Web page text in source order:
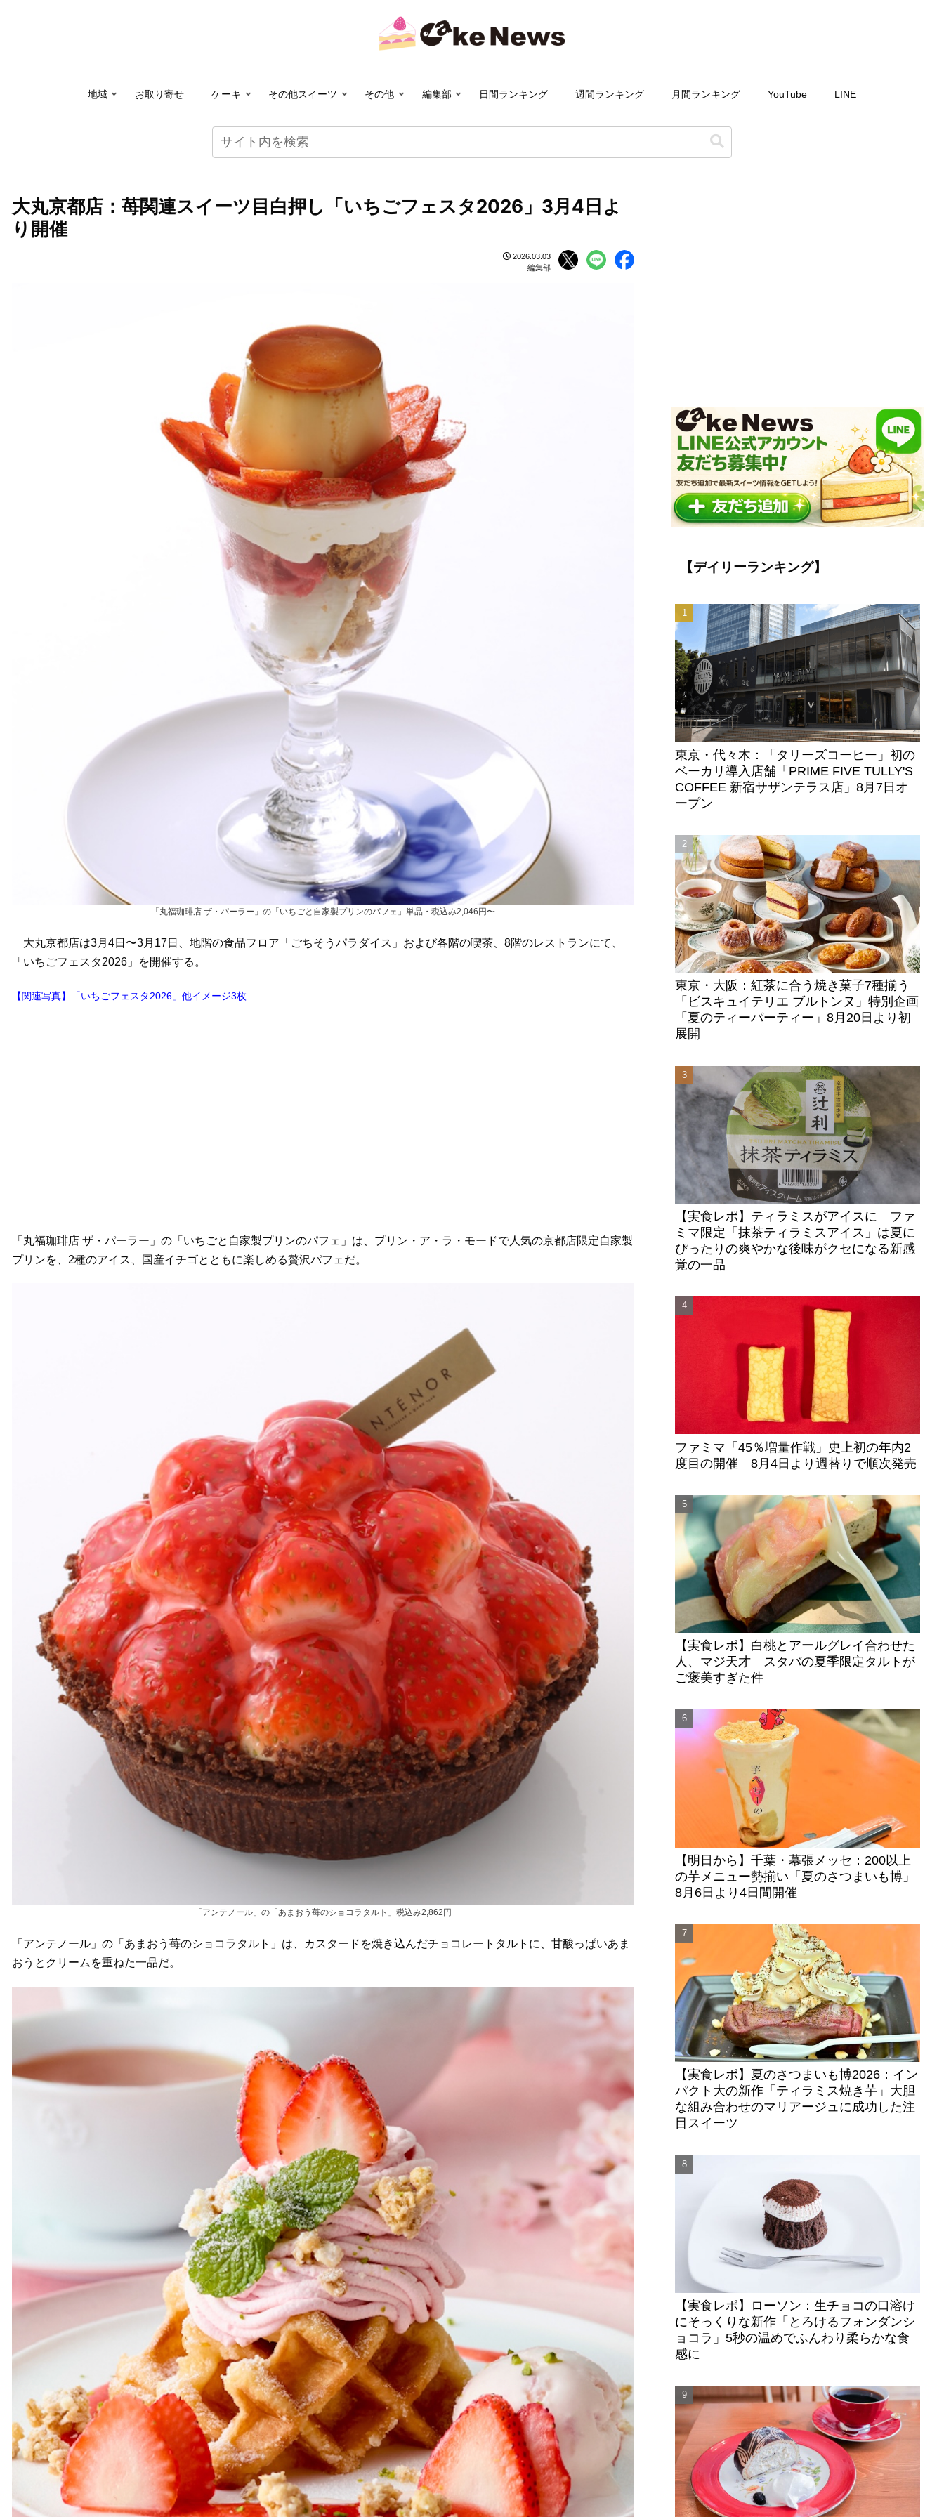
地域 お取り寄せ ケーキ その他スイーツ その他 編集部 日間ランキング 週間ランキング 月間ランキング YouTube LINE
大丸京都店：苺関連スイーツ目白押し「いちごフェスタ2026」3月4日よ
り開催
2026.03.03
編集部
「丸福珈琲店 ザ・パーラー」の「いちごと自家製プリンのパフェ」単品・税込み2,046円〜
大丸京都店は3月4日〜3月17日、地階の食品フロア「ごちそうパラダイス」および各階の喫茶、8階のレストランにて、
「いちごフェスタ2026」を開催する。
【関連写真】「いちごフェスタ2026」他イメージ3枚
「丸福珈琲店 ザ・パーラー」の「いちごと自家製プリンのパフェ」は、プリン・ア・ラ・モードで人気の京都店限定自家製
プリンを、2種のアイス、国産イチゴとともに楽しめる贅沢パフェだ。
「アンテノール」の「あまおう苺のショコラタルト」税込み2,862円
「アンテノール」の「あまおう苺のショコラタルト」は、カスタードを焼き込んだチョコレートタルトに、甘酸っぱいあま
おうとクリームを重ねた一品だ。
【デイリーランキング】
東京・代々木：「タリーズコーヒー」初の
ベーカリ導入店舗「PRIME FIVE TULLY'S
COFFEE 新宿サザンテラス店」8月7日オ
ープン
東京・大阪：紅茶に合う焼き菓子7種揃う
「ビスキュイテリエ ブルトンヌ」特別企画
「夏のティーパーティー」8月20日より初
展開
【実食レポ】ティラミスがアイスに ファ
ミマ限定「抹茶ティラミスアイス」は夏に
ぴったりの爽やかな後味がクセになる新感
覚の一品
ファミマ「45％増量作戦」史上初の年内2
度目の開催 8月4日より週替りで順次発売
【実食レポ】白桃とアールグレイ合わせた
人、マジ天才 スタバの夏季限定タルトが
ご褒美すぎた件
【明日から】千葉・幕張メッセ：200以上
の芋メニュー勢揃い「夏のさつまいも博」
8月6日より4日間開催
【実食レポ】夏のさつまいも博2026：イン
パクト大の新作「ティラミス焼き芋」大胆
な組み合わせのマリアージュに成功した注
目スイーツ
【実食レポ】ローソン：生チョコの口溶け
にそっくりな新作「とろけるフォンダンシ
ョコラ」5秒の温めでふんわり柔らかな食
感に